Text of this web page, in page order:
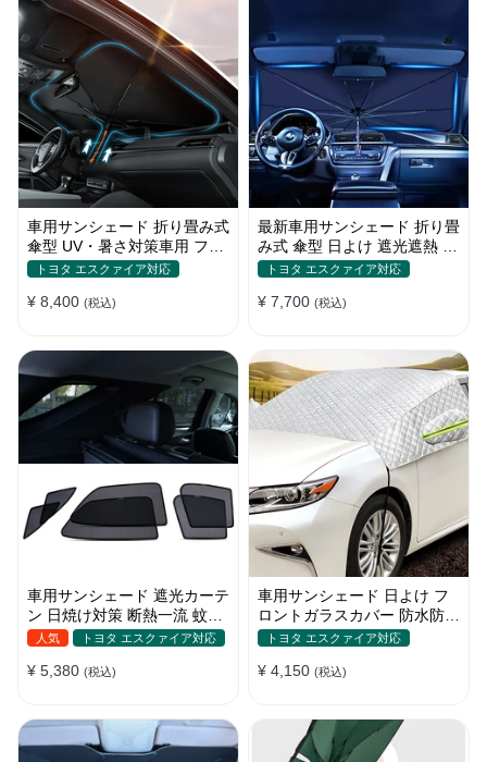
車用サンシェード 折り畳み式
傘型 UV・暑さ対策車用 フロ
ントカバー 収納簡単 おすす
トヨタ エスクァイア対応
¥ 8,400 (税込)
最新車用サンシェード 折り畳
み式 傘型 日よけ 遮光遮熱 放
熱効果倍増 収納ポーチ付き
トヨタ エスクァイア対応
¥ 7,700 (税込)
車用サンシェード 遮光カーテ
ン 日焼け対策 断熱一流 蚊よ
け 汎用 マグネット付き 取付
人気 トヨタ エスクァイア対応
¥ 5,380 (税込)
車用サンシェード 日よけ フ
ロントガラスカバー 防水防塵
遮光断熱 折畳 収納簡単 降雨
トヨタ エスクァイア対応
¥ 4,150 (税込)